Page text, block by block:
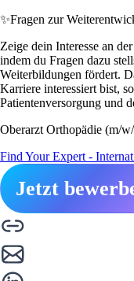
✨Fragen zur
Zeige dein Interesse an
indem du Fragen dazu
Weiterbildungen fördert.
Karriere interessiert bist,
Patientenversorgung und
Oberarzt Orthopädie (m/
Find Your Expert -
Jetzt